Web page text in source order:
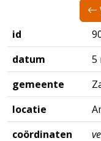
id
datum
5
gemeente
locatie
coördinaten